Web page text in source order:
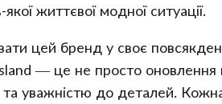
життєвої модної ситуації.
цей бренд у своє
— це не просто
та уважністю до деталей.